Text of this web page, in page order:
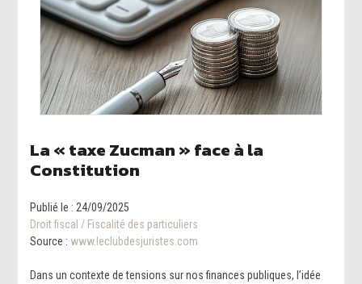
La « taxe Zucman » face à la
Constitution
Publié le : 24/09/2025
Droit fiscal / Fiscalité des particuliers
Source : www.leclubdesjuristes.com
Dans un contexte de tensions sur nos finances publiques, l’idée